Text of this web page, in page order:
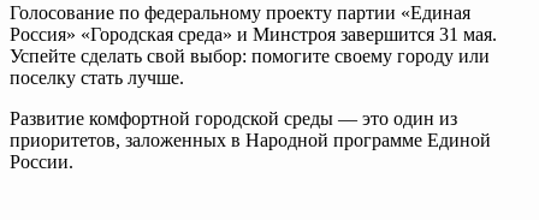
Голосование по федеральному проекту партии «Единая
Россия» «Городская среда» и Минстроя завершится 31 мая.
Успейте сделать свой выбор: помогите своему городу или
поселку стать лучше.
Развитие комфортной городской среды — это один из
приоритетов, заложенных в Народной программе Единой
России.